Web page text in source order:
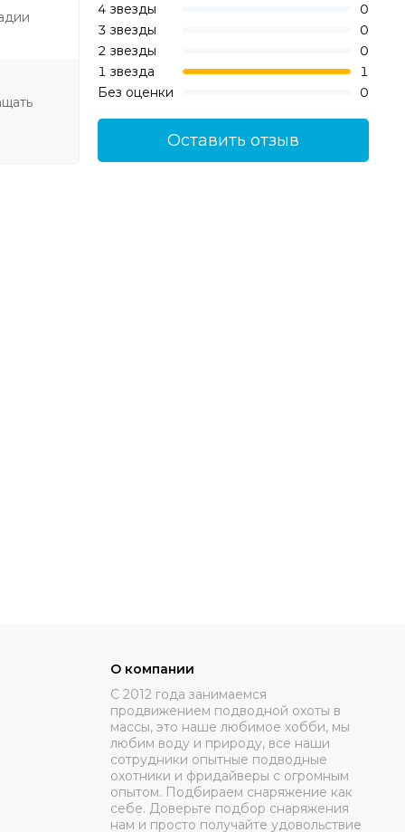
4 звезды
0
3 звезды
0
2 звезды
0
1 звезда
1
Без оценки
0
Оставить отзыв
О компании
C 2012 года занимаемся
продвижением подводной охоты в
массы, это наше любимое хобби, мы
любим воду и природу, все наши
сотрудники опытные подводные
охотники и фридайверы с огромным
опытом. Подбираем снаряжение как
себе. Доверьте подбор снаряжения
нам и просто получайте удовольствие